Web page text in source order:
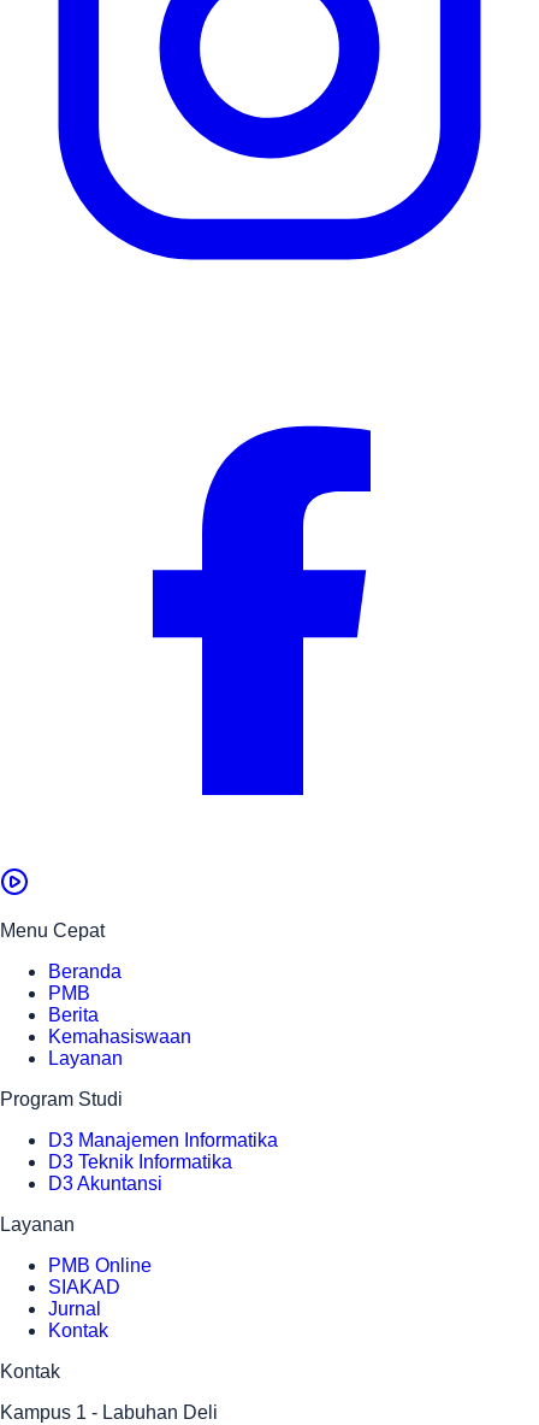
Menu Cepat
Beranda
PMB
Berita
Kemahasiswaan
Layanan
Program Studi
D3 Manajemen Informatika
D3 Teknik Informatika
D3 Akuntansi
Layanan
PMB Online
SIAKAD
Jurnal
Kontak
Kontak
Kampus 1 - Labuhan Deli